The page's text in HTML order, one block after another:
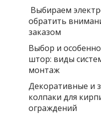
Выбираем
обратить
заказом
Выбор и
штор: виды
монтаж
Декоративные и
колпаки для
ограждений